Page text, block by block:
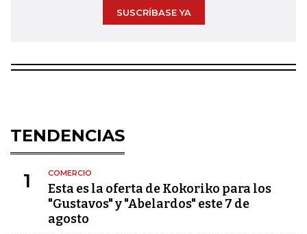
SUSCRÍBASE YA
TENDENCIAS
1 COMERCIO
Esta es la oferta de Kokoriko para los
"Gustavos" y "Abelardos" este 7 de
agosto